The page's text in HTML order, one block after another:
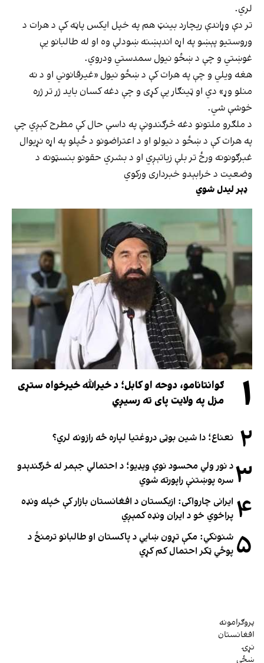
لري.
تر دې وړاندې ریچارد بینټ هم په خپل ایکس پاڼه کې د هرات د
وروستیو پېښو په اړه اندېښنه ښودلې وه او له طالبانو یې
غوښتي و چې د ښځو نیول سمدستي ودروي.
هغه ویلي و چې په هرات کې د ښځو نیول «غیرقانوني او د نه
منلو وړ» دي او ټینګار یې کړی و چې دغه کسان باید ژر تر ژره
خوشې شي.
د ملګرو ملتونو دغه څرګندونې په داسې حال کې مطرح کېږي چې
په هرات کې د ښځو د نیولو او د اعتراضونو د ځپلو په اړه نړیوال
غبرګونونه ورځ تر بلې زیاتېږي او د بشري حقونو بنسټونه د
وضعیت د خرابېدو خبرداری ورکوي
ډېر لیدل شوي
۱
ګوانتانامو، دوحه او کابل؛ د خیرالله خیرخواه ستړی
مزل په ولایت پای ته رسیږي
۲ نعناع؛ دا شین بوټی دروغتیا لپاره څه رازونه لري؟
۳د نور ولي محسود نوې ویډیو؛ د احتمالي جېمر له څرګندېدو
سره پوښتنې راپورته شوي
۴ ایرانی چارواکی: ازبکستان د افغانستان بازار کې خپله ونډه
پراخوي خو د ایران ونډه کمېږي
۵ شنونکي: مکې تړون ښايي د پاکستان او طالبانو ترمنځ د
پوځي ټکر احتمال کم کړي
پروګرامونه
افغانستان
نړۍ
ښځې